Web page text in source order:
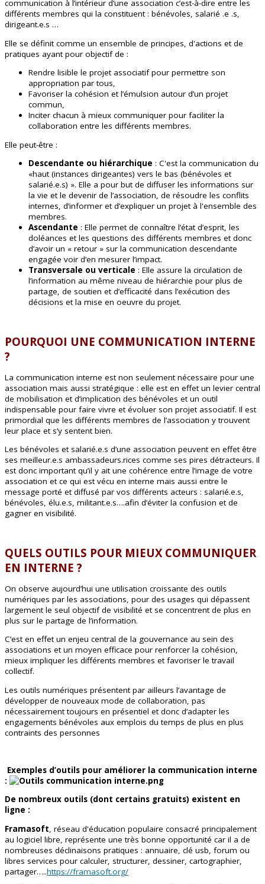
communication à l’intérieur d’une association c’est-à-dire entre les
différents membres qui la constituent : bénévoles, salarié .e .s,
dirigeant.e.s …
Elle se définit comme un ensemble de principes, d'actions et de
pratiques ayant pour objectif de :
Rendre lisible le projet associatif pour permettre son
appropriation par tous,
Favoriser la cohésion et l’émulsion autour d’un projet
commun,
Inciter chacun à mieux communiquer pour faciliter la
collaboration entre les différents membres.
Elle peut-être :
Descendante ou hiérarchique : C'est la communication du
«haut (instances dirigeantes) vers le bas (bénévoles et
salarié.e.s) ». Elle a pour but de diffuser les informations sur
la vie et le devenir de l’association, de résoudre les conflits
internes, d’informer et d’expliquer un projet à l'ensemble des
membres.
Ascendante : Elle permet de connaître l’état d’esprit, les
doléances et les questions des différents membres et donc
d’avoir un « retour » sur la communication descendante
engagée voir d’en mesurer l’impact.
Transversale ou verticale : Elle assure la circulation de
l’information au même niveau de hiérarchie pour plus de
partage, de soutien et d’efficacité dans l’exécution des
décisions et la mise en oeuvre du projet.
POURQUOI UNE COMMUNICATION INTERNE
?
La communication interne est non seulement nécessaire pour une
association mais aussi stratégique : elle est en effet un levier central
de mobilisation et d’implication des bénévoles et un outil
indispensable pour faire vivre et évoluer son projet associatif. Il est
primordial que les différents membres de l’association y trouvent
leur place et s’y sentent bien.
Les bénévoles et salarié.e.s d’une association peuvent en effet être
ses meilleur.e.s ambassadeurs.rices comme ses pires détracteurs. Il
est donc important qu’il y ait une cohérence entre l’image de votre
association et ce qui est vécu en interne mais aussi entre le
message porté et diffusé par vos différents acteurs : salarié.e.s,
bénévoles, élu.e.s, militant.e.s….afin d’éviter la confusion et de
gagner en visibilité.
QUELS OUTILS POUR MIEUX COMMUNIQUER
EN INTERNE ?
On observe aujourd’hui une utilisation croissante des outils
numériques par les associations, pour des usages qui dépassent
largement le seul objectif de visibilité et se concentrent de plus en
plus sur le partage de l’information.
C’est en effet un enjeu central de la gouvernance au sein des
associations et un moyen efficace pour renforcer la cohésion,
mieux impliquer les différents membres et favoriser le travail
collectif.
Les outils numériques présentent par ailleurs l’avantage de
développer de nouveaux mode de collaboration, pas
nécessairement toujours en présentiel et donc d’adapter les
engagements bénévoles aux emplois du temps de plus en plus
contraints des personnes
Exemples d’outils pour améliorer la communication interne
:
De nombreux outils (dont certains gratuits) existent en
ligne :
Framasoft , réseau d'éducation populaire consacré principalement
au logiciel libre, représente une très bonne opportunité car il a de
nombreuses déclinaisons pratiques : annuaire, clé usb, forum ou
libres services pour calculer, structurer, dessiner, cartographier,
partager…..https://framasoft.org/